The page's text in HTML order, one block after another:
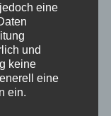
65701506-114-
eine
und
keine
eine
ein.